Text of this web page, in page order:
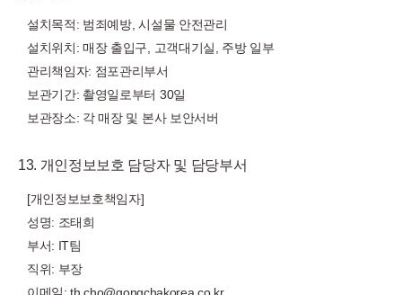
설치목적: 범죄예방, 시설물 안전관리
설치위치: 매장 출입구, 고객대기실, 주방 일부
관리책임자: 점포관리부서
보관기간: 촬영일로부터 30일
보관장소: 각 매장 및 본사 보안서버
13. 개인정보보호 담당자 및 담당부서
[개인정보보호책임자]
성명: 조태희
부서: IT팀
직위: 부장